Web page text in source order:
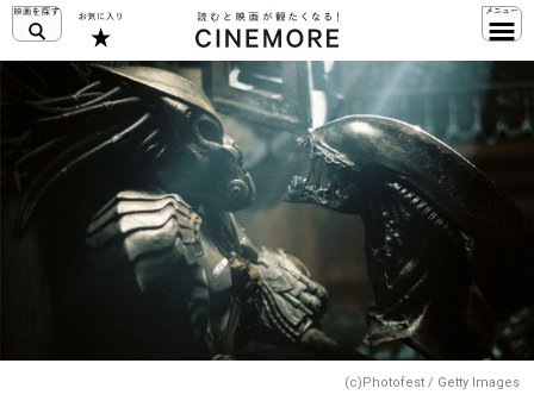
(c)Photofest / Getty Images